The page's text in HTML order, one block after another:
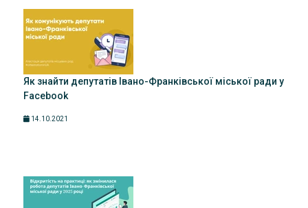
Як знайти депутатів Івано-Франківської міської ради у
Facebook
14.10.2021